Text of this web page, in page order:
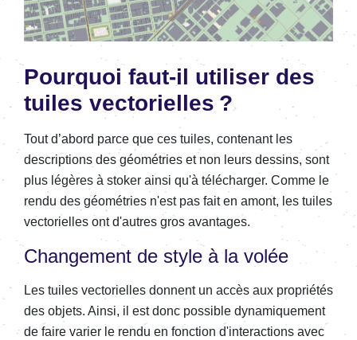
Pourquoi faut-il utiliser des
tuiles vectorielles ?
Tout d’abord parce que ces tuiles, contenant les
descriptions des géométries et non leurs dessins, sont
plus légères à stoker ainsi qu'à télécharger. Comme le
rendu des géométries n'est pas fait en amont, les tuiles
vectorielles ont d'autres gros avantages.
Changement de style à la volée
Les tuiles vectorielles donnent un accès aux propriétés
des objets. Ainsi, il est donc possible dynamiquement
de faire varier le rendu en fonction d'interactions avec